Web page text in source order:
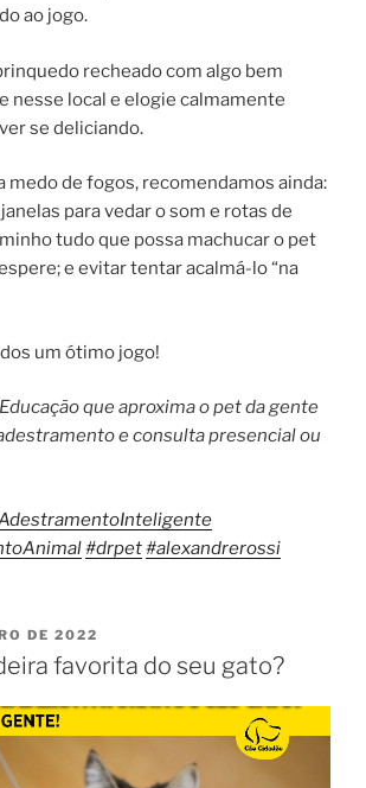
ao jogo.
recheado com algo bem
nesse local e elogie calmamente
se deliciando.
medo de fogos, recomendamos ainda:
para vedar o som e rotas de
tudo que possa machucar o pet
e evitar tentar acalmá-lo “na
um ótimo jogo!
que aproxima o pet da gente
e consulta presencial ou
#drpet#alexandrerossi
DE 2022
favorita do seu gato?